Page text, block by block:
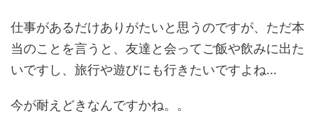
仕事があるだけありがたいと思うのですが、ただ本
当のことを言うと、友達と会ってご飯や飲みに出た
いですし、旅行や遊びにも行きたいですよね...
今が耐えどきなんですかね。。